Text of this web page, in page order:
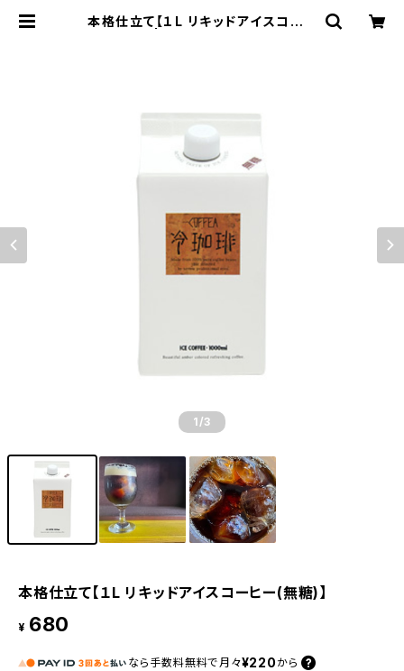
本格仕立て【１L リキッドアイスコーヒ
1 /3
本格仕立て【１L リキッドアイスコーヒー(無糖)】
¥ 680
なら 手数料無料で 月々¥220 から